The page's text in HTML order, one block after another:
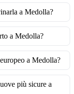
a Medolla?
a Medolla?
a Medolla?
più sicure a